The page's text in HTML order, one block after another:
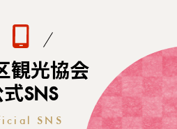
観光協会
SNS
SNS